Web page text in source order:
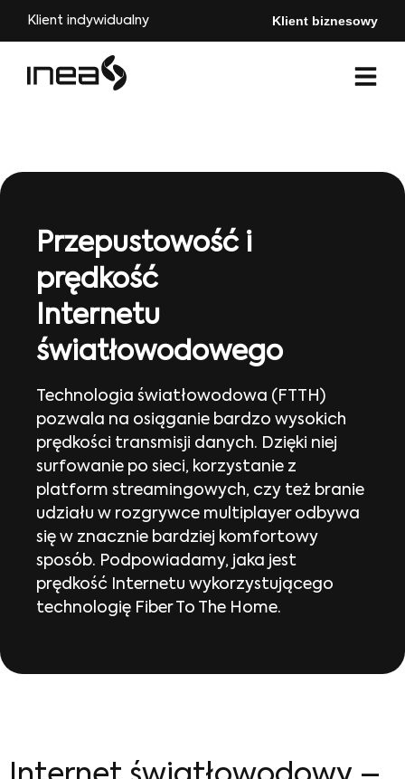
Klient indywidualny Klient biznesowy
Przepustowość i
prędkość
Internetu
światłowodowego
Technologia światłowodowa (FTTH)
pozwala na osiąganie bardzo wysokich
prędkości transmisji danych. Dzięki niej
surfowanie po sieci, korzystanie z
platform streamingowych, czy też branie
udziału w rozgrywce multiplayer odbywa
się w znacznie bardziej komfortowy
sposób. Podpowiadamy, jaka jest
prędkość Internetu wykorzystującego
technologię Fiber To The Home.